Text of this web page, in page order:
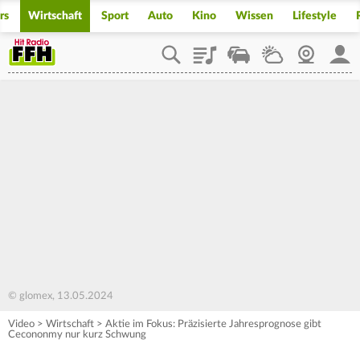
Wirtschaft Sport Auto Kino Wissen Lifestyle
PlaylistStaupilotWetterWebcam
© glomex, 13.05.2024
Video > Wirtschaft > Aktie im Fokus: Präzisierte Jahresprognose gibt
Cecononmy nur kurz Schwung